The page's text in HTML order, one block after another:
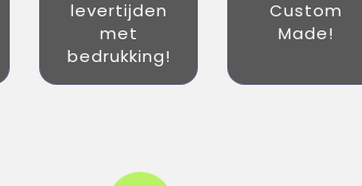
levertijden
met
bedrukking!
Custom
Made!